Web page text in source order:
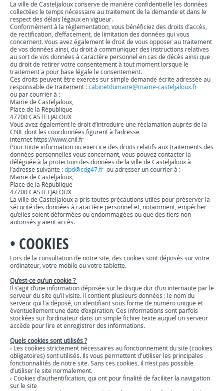
La ville de Casteljaloux conserve de manière confidentielle les données
collectées le temps nécessaire au traitement de la demande et dans le
respect des délais légaux en vigueur.
Conformément à la règlementation, vous bénéficiez des droits d’accès,
de rectification, d’effacement, de limitation des données qui vous
concernent. Vous avez également le droit de vous opposer au traitement
de vos données ainsi, du droit à communiquer des instructions relatives
au sort de vos données à caractère personnel en cas de décès ainsi que
du droit de retirer votre consentement à tout moment lorsque le
traitement a pour base légale le consentement.
Ces droits peuvent être exercés sur simple demande écrite adressée au
responsable de traitement : cabinetdumaire@mairie-casteljaloux.fr
ou par courrier à :
Mairie de Casteljaloux,
Place de la République
47700 CASTELJALOUX
Vous avez également le droit d’introduire une réclamation auprès de la
CNIL dont les coordonnées figurent à l’adresse
internet https://www.cnil.fr
Pour toute information ou exercice des droits relatifs aux traitements des
données personnelles vous concernant, vous pouvez contacter la
déléguée à la protection des données de la ville de Casteljaloux à
l’adresse suivante : dpd@cdg47.fr ou adresser un courrier à :
Mairie de Casteljaloux,
Place de la République
47700 CASTELJALOUX
La ville de Casteljaloux a pris toutes précautions utiles pour préserver la
sécurité des données à caractère personnel et, notamment, empêcher
qu’elles soient déformées ou endommagées ou que des tiers non
autorisés y aient accès.
• COOKIES
Lors de la consultation de notre site, des cookies sont déposés sur votre
ordinateur, votre mobile ou votre tablette.
Qu’est-ce qu’un cookie ?
Il s’agit d’une information déposée sur le disque dur d’un internaute par le
serveur du site qu’il visite. Il contient plusieurs données : le nom du
serveur qui l’a déposé, un identifiant sous forme de numéro unique et
éventuellement une date d’expiration. Ces informations sont parfois
stockées sur l’ordinateur dans un simple fichier texte auquel un serveur
accède pour lire et enregistrer des informations.
Quels cookies sont utilisés ?
› Les cookies strictement nécessaires au fonctionnement du site (cookies
obligatoires) sont utilisés. Ils vous permettent d'utiliser les principales
fonctionnalités de notre site. Sans ces cookies, il n’est pas possible
d’utiliser le site normalement.
› Cookies d’authentification, qui ont pour finalité de faciliter la navigation
sur le site